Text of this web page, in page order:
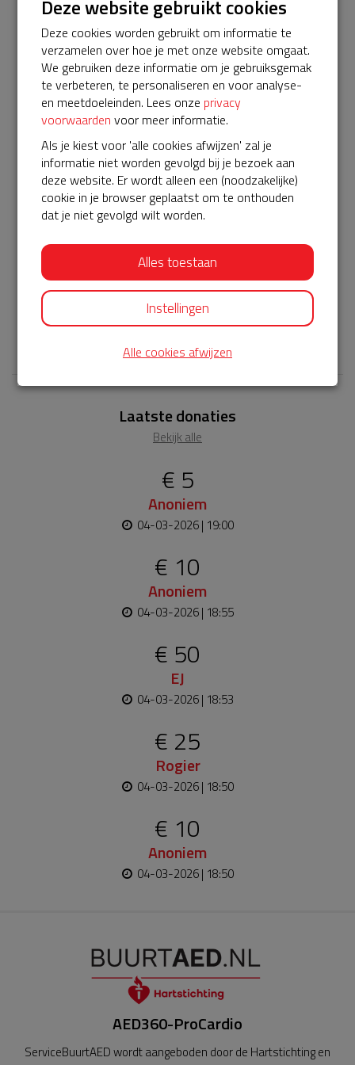
vervanging van batterij en elektroden én de koppeling met
het oproepsysteem voor burgerhulpverleners.
De AED is dan feitelijk niet meer inzetbaar.
In de afgelopen 5 jaar:
* zijn één keer de hartpads en batterij vervangen
* is de AED ruim 10 keer vermeld in een oproep
* hoefde hij gelukkig nog niet daadwerkelijk te worden
ingezet
Dat laatste hopen we zo te houden — maar
beschikbaarheid is cruciaal.
Kosten verlenging servicepakket (5 jaar): €575,=
Dankzij een bijdrage van € 200 via het Univé Buurtfonds
bedraagt het resterende bedrag voor de komende 5 jaar €
Mogen we U ook om een bijdrage vragen?
Laatste donaties
Bekijk alle
€ 5
Anoniem
04-03-2026 | 19:00
€ 10
Anoniem
04-03-2026 | 18:55
€ 50
EJ
04-03-2026 | 18:53
€ 25
Rogier
04-03-2026 | 18:50
€ 10
Anoniem
04-03-2026 | 18:50
AED360-ProCardio
ServiceBuurtAED wordt aangeboden door de Hartstichting en
Deze website gebruikt cookies
Deze cookies worden gebruikt om informatie te
verzamelen over hoe je met onze website omgaat.
We gebruiken deze informatie om je gebruiksgemak
te verbeteren, te personaliseren en voor analyse-
en meetdoeleinden. Lees onze privacy
voorwaarden voor meer informatie.
Als je kiest voor 'alle cookies afwijzen' zal je
informatie niet worden gevolgd bij je bezoek aan
deze website. Er wordt alleen een (noodzakelijke)
cookie in je browser geplaatst om te onthouden
dat je niet gevolgd wilt worden.
Alles toestaan
Instellingen
Alle cookies afwijzen